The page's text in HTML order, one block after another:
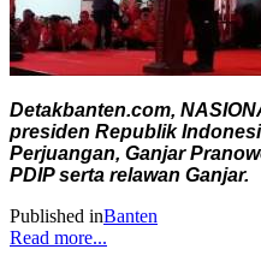
Detakbanten.com,
presiden Republik
Perjuangan, Ganjar
PDIP serta relawan Ganjar.
Published inBanten
Read more...